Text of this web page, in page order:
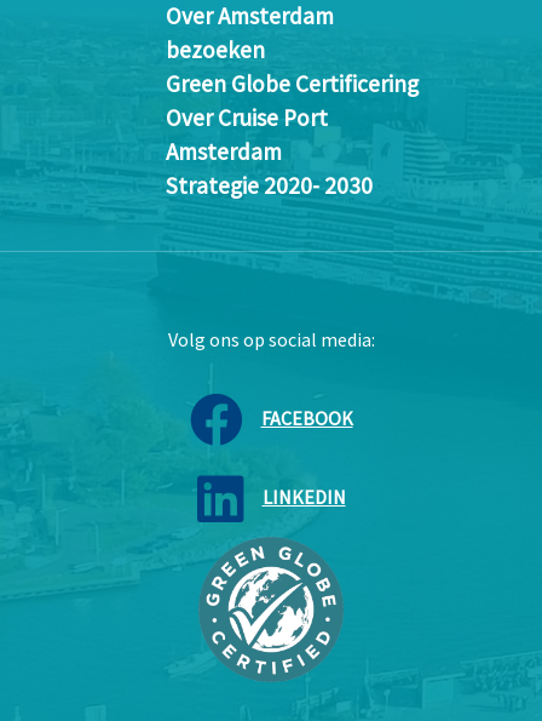
Over Amsterdam
bezoeken
Green Globe Certificering
Over Cruise Port
Amsterdam
Strategie 2020- 2030
Volg ons op social media:
FACEBOOK
LINKEDIN